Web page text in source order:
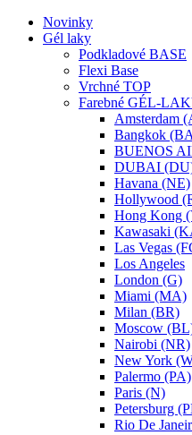
Novinky
Gél laky
Podkladové BASE
Flexi Base
Vrchné TOP
Farebné GÉL-
Amsterdam
Bangkok
BUENOS
DUBAI
Havana (NE)
Hollywood
Hong Kong
Kawasaki
Las Vegas
Los Angeles
London (G)
Miami (MA)
Milan (BR)
Moscow
Nairobi (NR)
New York
Palermo (PA)
Paris (N)
Petersburg
Rio De